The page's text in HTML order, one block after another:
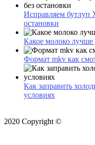
Исправляем бутлуп
остановки
Какое молоко
Формат mkv как
Как заправить
условиях
2020 Copyright ©